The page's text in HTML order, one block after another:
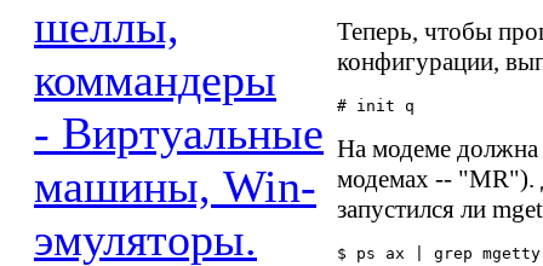
шеллы,
коммандеры
- Виртуальные
машины, Win-
эмуляторы.
Теперь, чтобы
конфигурации,
На модеме должна
модемах -- "MR").
запустился ли